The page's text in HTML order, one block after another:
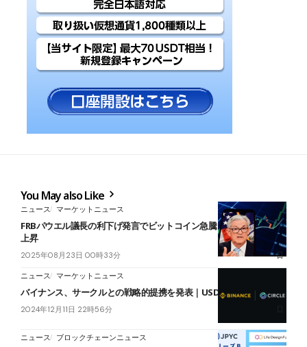
You May also Like
ニュース マーケットニュース
FRBパウエル議長の利下げ発言でビットコイン急騰｜一時4,000ドル
上昇
2025年08月23日 00時33分
ニュース マーケットニュース
バイナンス、サークルとの戦略的提携を発表｜USDCの導入を加速
2024年12月11日 22時56分
ニュース ブロックチェーンニュース